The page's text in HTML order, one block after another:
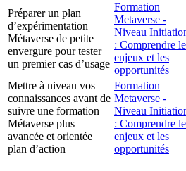
Préparer un plan
d’expérimentation
Métaverse de petite
envergure pour tester
un premier cas d’usage
Formation
Metaverse -
Niveau
: Comprendre
enjeux et les
opportunités
Mettre à niveau vos
connaissances avant de
suivre une formation
Métaverse plus
avancée et orientée
plan d’action
Formation
Metaverse -
Niveau
: Comprendre
enjeux et les
opportunités